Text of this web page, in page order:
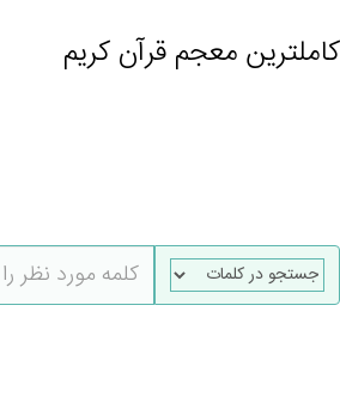
کاملترین معجم قرآن کریم